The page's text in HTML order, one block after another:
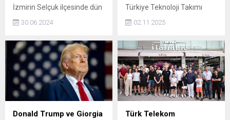
İzmirin Selçuk ilçesinde dün
rüzgarın da etkisiyle
büyüyen ve Aydının
yangında zarar gören alan,
dron ile havadan
görüntülendi. Gri ve siyah
renge bürünen alanlar
yürekleri dağladı.
30.06.2024
Türkiye Teknoloji Takımı
Vakfı (T3 Vakfı) Mütevelli
Heyeti Başkanı Selçuk
evladımız, yurdumuzun her
köşesinde DENEYAP
atölyelerimizdeki
eğitimlerini başarıyla
tamamlayarak mezuniyet
hakkını kazandı." dedi.
02.11.2025
Donald Trump ve Giorgia
Türk Telekom